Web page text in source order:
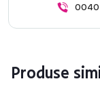
0040
Produse